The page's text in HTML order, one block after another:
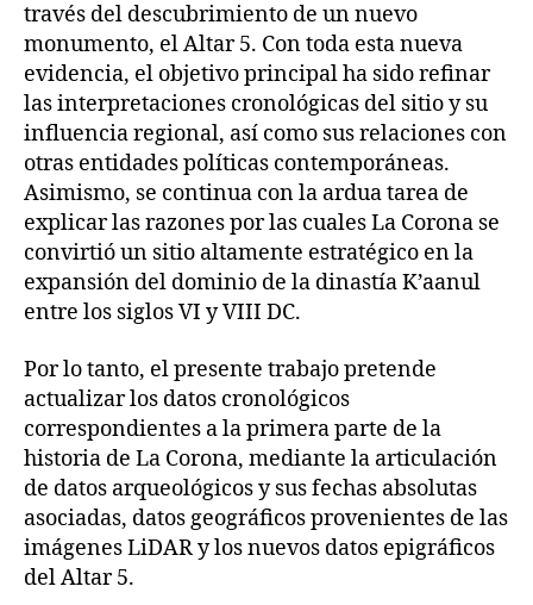
través del descubrimiento de un nuevo
monumento, el Altar 5. Con toda esta nueva
evidencia, el objetivo principal ha sido refinar
las interpretaciones cronológicas del sitio y su
influencia regional, así como sus relaciones con
otras entidades políticas contemporáneas.
Asimismo, se continua con la ardua tarea de
explicar las razones por las cuales La Corona se
convirtió un sitio altamente estratégico en la
expansión del dominio de la dinastía K’aanul
entre los siglos VI y VIII DC.
Por lo tanto, el presente trabajo pretende
actualizar los datos cronológicos
correspondientes a la primera parte de la
historia de La Corona, mediante la articulación
de datos arqueológicos y sus fechas absolutas
asociadas, datos geográficos provenientes de las
imágenes LiDAR y los nuevos datos epigráficos
del Altar 5.